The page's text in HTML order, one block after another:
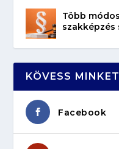
Több
szakképzés
KÖVESS MINKET
Facebook